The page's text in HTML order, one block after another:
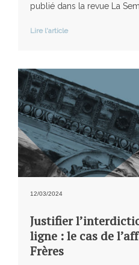
publié dans la revue La
Lire l'article
12/03/2024
Justifier
ligne : le cas de
Frères